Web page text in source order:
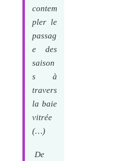
contem
pler le
passag
e des
saison
s à
travers
la baie
vitrée
(…)
De